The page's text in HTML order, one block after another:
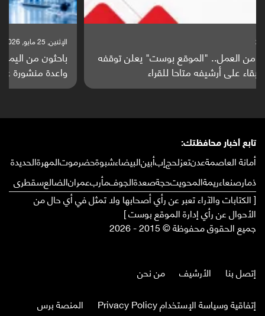
باحثون من اليمن يدخلون سباق أبحاث ألزهايمر بدراسة
واعدة منشورة عالميا (ترجمة)
تابع أخبار محافظتك:
أمانة العاصمةعدنتعزلحجإبأبينالبيضاءشبوةحضرموتالمهرةالحديدة
ذمارصنعاءريمةالمحويتحجةصعدةالجوفمأربعمرانالضالعسقطرى
[ الكتابات والآراء تعبر عن رأي أصحابها ولا تمثل في أي حال من
الأحوال عن رأي إدارة الموقع بوست ]
جميع الحقوق محفوظة © 2015 - 2026
إتصل بنا الأرشيف
من نحن
إتفاقية وسياسة الإستخدام Privacy Policy
المنصة برس